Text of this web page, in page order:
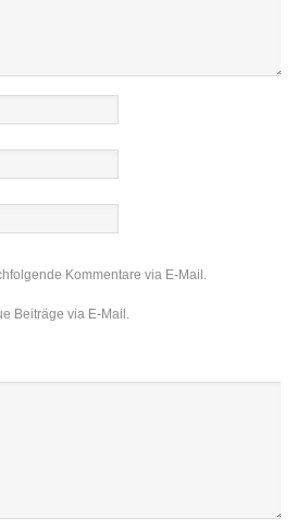
Kommentare via E-Mail.
Beiträge via E-Mail.